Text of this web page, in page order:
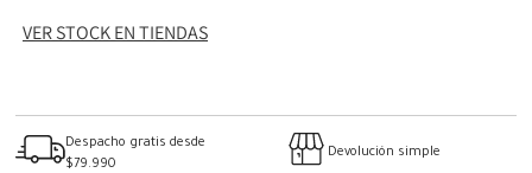
VER STOCK EN TIENDAS
Despacho gratis desde
$79.990
Devolución simple